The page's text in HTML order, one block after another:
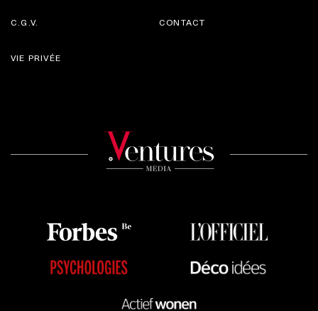
C.G.V. CONTACT
VIE PRIVÉE